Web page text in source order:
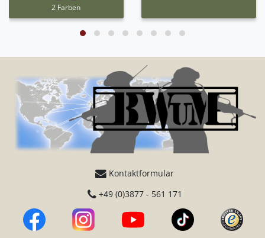
2 Farben
Kontaktformular
+49 (0)3877 - 561 171